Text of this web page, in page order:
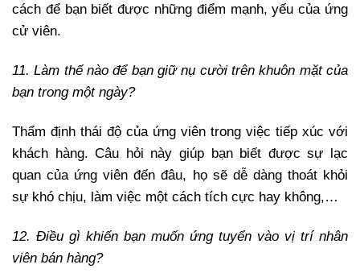
cách để bạn biết được những điểm mạnh, yếu của ứng
cử viên.
11. Làm thế nào để bạn giữ nụ cười trên khuôn mặt của
bạn trong một ngày?
Thẩm định thái độ của ứng viên trong việc tiếp xúc với
khách hàng. Câu hỏi này giúp bạn biết được sự lạc
quan của ứng viên đến đâu, họ sẽ dễ dàng thoát khỏi
sự khó chịu, làm việc một cách tích cực hay không,…
12. Điều gì khiến bạn muốn ứng tuyển vào vị trí nhân
viên bán hàng?